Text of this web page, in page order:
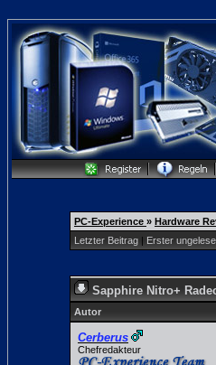
PC-Experience » Hardware
Letzter Beitrag
Erster
Sapphire Nitro+
Autor
Cerberus
Chefredakteur